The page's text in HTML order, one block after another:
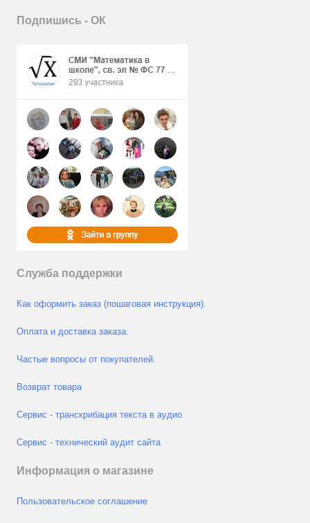
Подпишись - ОК
Служба поддержки
Как оформить заказ (пошаговая инструкция).
Оплата и доставка заказа.
Частые вопросы от покупателей.
Возврат товара
Сервис - транскрибация текста в аудио
Сервис - технический аудит сайта
Информация о магазине
Пользовательское соглашение